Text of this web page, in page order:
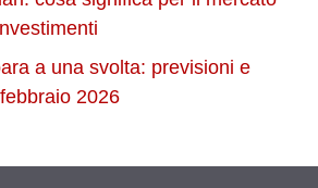
a una svolta: previsioni e
2026